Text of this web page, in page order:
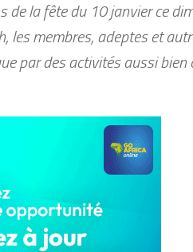
de la fête du 10 janvier ce
les membres, adeptes et
par des activités aussi bien